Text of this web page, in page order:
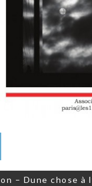
– Dune chose à